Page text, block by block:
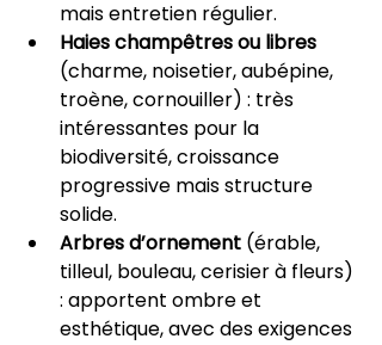
mais entretien régulier.
Haies champêtres ou libres
(charme, noisetier, aubépine,
troène, cornouiller) : très
intéressantes pour la
biodiversité, croissance
progressive mais structure
solide.
Arbres d’ornement (érable,
tilleul, bouleau, cerisier à fleurs)
: apportent ombre et
esthétique, avec des exigences